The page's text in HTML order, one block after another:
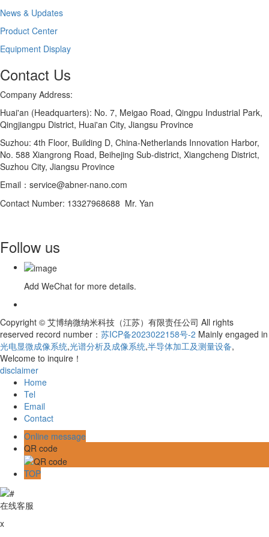
News & Updates
Product Center
Equipment Display
Contact Us
Company Address:
Huai'an (Headquarters): No. 7, Meigao Road, Qingpu Industrial Park,
Qingjiangpu District, Huai'an City, Jiangsu Province
Suzhou: 4th Floor, Building D, China-Netherlands Innovation Harbor,
No. 588 Xiangrong Road, Beihejing Sub-district, Xiangcheng District,
Suzhou City, Jiangsu Province
Email：service@abner-nano.com
Contact Number: 13327968688 Mr. Yan
Follow us
Add WeChat for more details.
Copyright © 艾博纳微纳米科技（江苏）有限责任公司 All rights
reserved record number： 苏ICP备2023022158号-2 Mainly engaged in
光电显微成像系统,光谱分析及成像系统,半导体加工及测量设备,
Welcome to inquire！
disclaimer
Home
Tel
Email
Contact
Online message
QR code
TOP
在线客服
x